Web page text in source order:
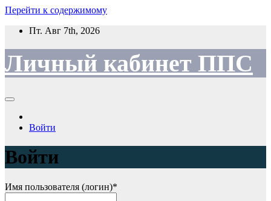
Перейти к содержимому
Пт. Авг 7th, 2026
Личный кабинет ППС
Войти
Войти
Имя пользователя (логин)*